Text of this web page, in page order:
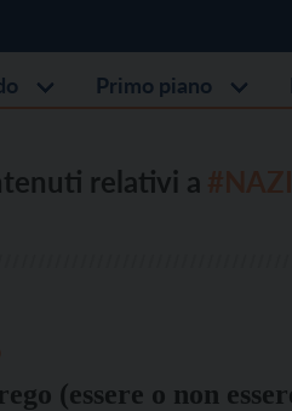
Primo piano
relativi a
(essere o non